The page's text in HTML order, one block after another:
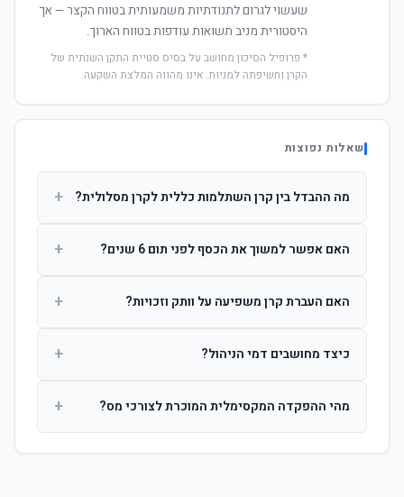
שעשוי לגרום לתנודתיות משמעותית בטווח הקצר — אך
היסטורית מניב תשואות עודפות בטווח הארוך.
* פרופיל הסיכון מחושב על בסיס סטיית התקן השנתית של
הקרן וחשיפתה למניות. אינו מהווה המלצת השקעה.
שאלות נפוצות
מה ההבדל בין קרן השתלמות כללית לקרן מסלולית? +
ההשקעות. קרן מסלולית עוקבת אחרי מדד ספציפי ומאפשרת
האם אפשר למשוך את הכסף לפני תום 6 שנים? +
הרווחים. לאחר 6 שנים ניתן למשוך פטור ממס עד לתקרה
האם העברת קרן משפיעה על וותק וזכויות? +
החברות. הוותק ממשיך להיספר מיום ההפקדה הראשונה.
כיצד מחושבים דמי הניהול? +
ומתן על שיעורם בעת הצטרפות.
מהי ההפקדה המקסימלית המוכרת לצורכי מס? +